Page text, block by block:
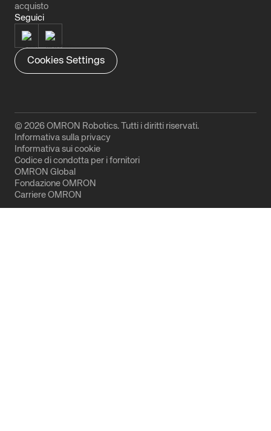
acquisto
Seguici
Cookies Settings
© 2026 OMRON Robotics. Tutti i diritti riservati.
Informativa sulla privacy
Informativa sui cookie
Codice di condotta per i fornitori
OMRON Global
Fondazione OMRON
Carriere OMRON